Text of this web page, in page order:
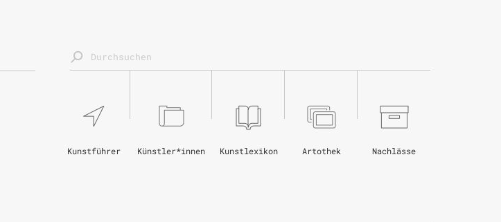
Nachlässe
Artothek
Kunstlexikon
Künstler*innen
Kunstführer